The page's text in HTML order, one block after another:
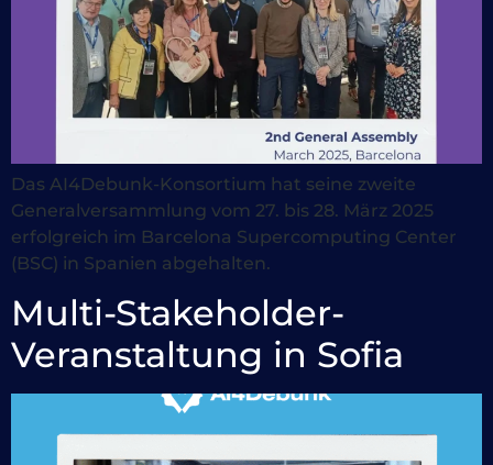
Das AI4Debunk-Konsortium hat seine zweite
Generalversammlung vom 27. bis 28. März 2025
erfolgreich im Barcelona Supercomputing Center
(BSC) in Spanien abgehalten.
Multi-Stakeholder-
Veranstaltung in Sofia